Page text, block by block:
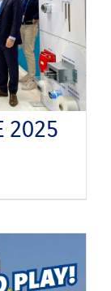
2025